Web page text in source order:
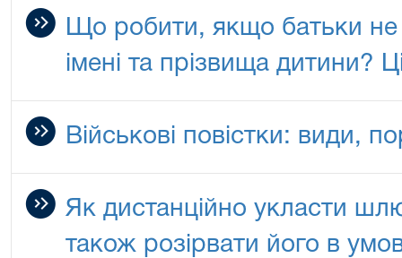
Що робити, якщо батьки
імені та прізвища дитини?
Військові повістки: види,
Як дистанційно укласти
також розірвати його в